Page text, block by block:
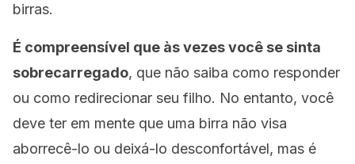
birras.
É compreensível que às vezes você se sinta
sobrecarregado, que não saiba como responder
ou como redirecionar seu filho. No entanto, você
deve ter em mente que uma birra não visa
aborrecê-lo ou deixá-lo desconfortável, mas é